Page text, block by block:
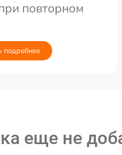
повторном
подробнее
еще не